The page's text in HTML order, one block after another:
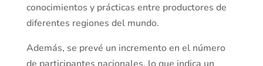
conocimientos y prácticas entre productores de
diferentes regiones del mundo.
Además, se prevé un incremento en el número